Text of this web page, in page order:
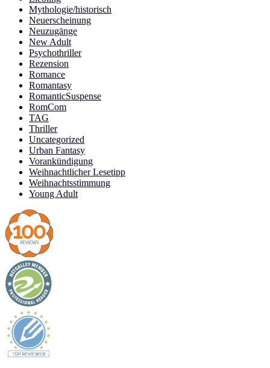
Mythologie/historisch
Neuerscheinung
Neuzugänge
New Adult
Psychothriller
Rezension
Romance
Romantasy
RomanticSuspense
RomCom
TAG
Thriller
Uncategorized
Urban Fantasy
Vorankündigung
Weihnachtlicher Lesetipp
Weihnachtsstimmung
Young Adult